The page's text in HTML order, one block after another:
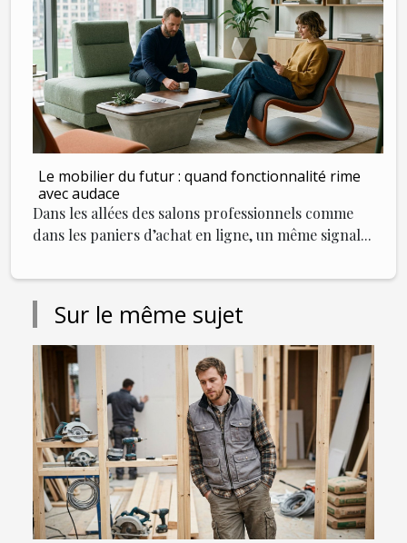
Le mobilier du futur : quand fonctionnalité rime
avec audace
Dans les allées des salons professionnels comme
dans les paniers d’achat en ligne, un même signal...
Sur le même sujet